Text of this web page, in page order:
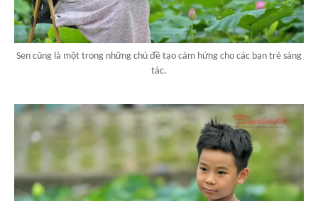
Sen cũng là một trong những chủ đề tạo cảm hứng cho các bạn trẻ sáng
tác.